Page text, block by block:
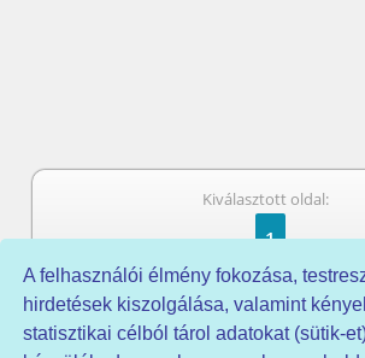
A felhasználói élmény fokozása,
hirdetések kiszolgálása, valamint
statisztikai célból tárol adatokat (sütik-
Kiválasztott oldal:
1